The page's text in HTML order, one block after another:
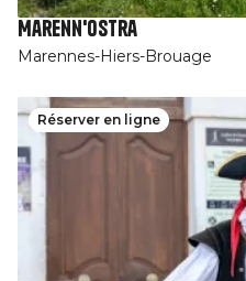
Marenn'Ostra
Marennes-Hiers-Brouage
Réserver en ligne